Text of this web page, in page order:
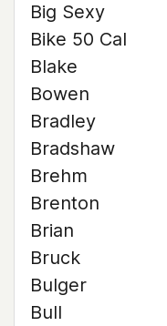
Big Sexy
Bike 50 Cal
Blake
Bowen
Bradley
Bradshaw
Brehm
Brenton
Brian
Bruck
Bulger
Bull